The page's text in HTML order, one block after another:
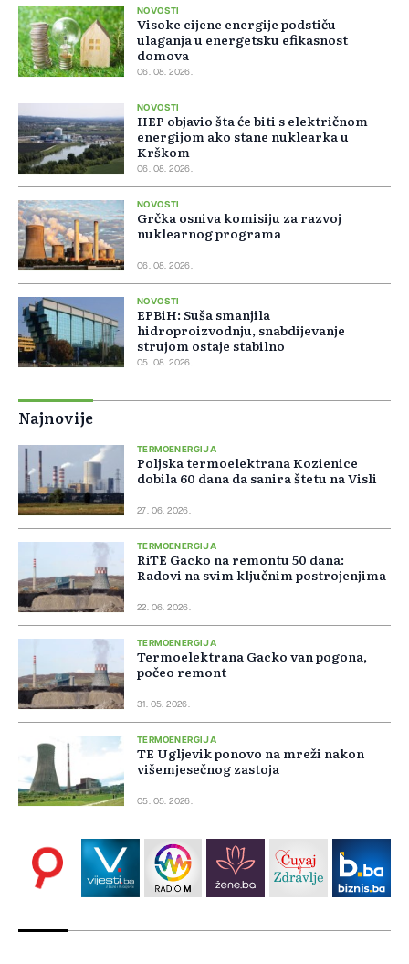
NOVOSTI
Visoke cijene energije podstiču
ulaganja u energetsku efikasnost
domova
06. 08. 2026.
NOVOSTI
HEP objavio šta će biti s električnom
energijom ako stane nuklearka u
Krškom
06. 08. 2026.
NOVOSTI
Grčka osniva komisiju za razvoj
nuklearnog programa
06. 08. 2026.
NOVOSTI
EPBiH: Suša smanjila
hidroproizvodnju, snabdijevanje
strujom ostaje stabilno
05. 08. 2026.
Najnovije
TERMOENERGIJA
Poljska termoelektrana Kozienice
dobila 60 dana da sanira štetu na Visli
27. 06. 2026.
TERMOENERGIJA
RiTE Gacko na remontu 50 dana:
Radovi na svim ključnim postrojenjima
22. 06. 2026.
TERMOENERGIJA
Termoelektrana Gacko van pogona,
počeo remont
31. 05. 2026.
TERMOENERGIJA
TE Ugljevik ponovo na mreži nakon
višemjesečnog zastoja
05. 05. 2026.